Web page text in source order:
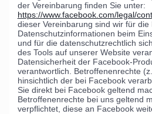
der Vereinbarung finden Sie unter:
https://www.facebook.com/legal/
dieser Vereinbarung sind wir für die
Datenschutzinformationen beim
und für die datenschutzrechtlich
des Tools auf unserer Website
Datensicherheit der Facebook-
verantwortlich. Betroffenenrechte
hinsichtlich der bei Facebook
Sie direkt bei Facebook geltend
Betroffenenrechte bei uns geltend
verpflichtet, diese an Facebook